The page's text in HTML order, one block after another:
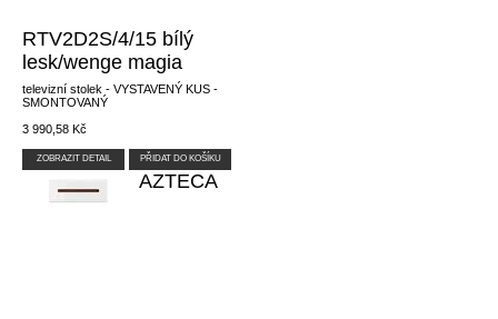
RTV2D2S/4/15 bílý
lesk/wenge magia
televizní stolek - VYSTAVENÝ KUS -
SMONTOVANÝ
3 990,58 Kč
ZOBRAZIT DETAIL PŘIDAT DO KOŠÍKU
AZTECA